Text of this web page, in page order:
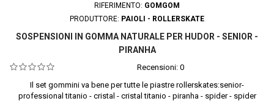
RIFERIMENTO: GOMGOM
PRODUTTORE: PAIOLI - ROLLERSKATE
SOSPENSIONI IN GOMMA NATURALE PER HUDOR - SENIOR -
PIRANHA
Recensioni: 0
Il set gommini va bene per tutte le piastre rollerskates:senior-
professional titanio - cristal - cristal titanio - piranha - spider - spider